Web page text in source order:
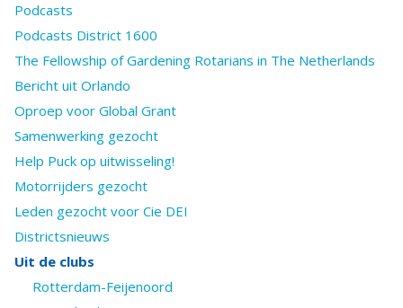
Podcasts
Podcasts District 1600
The Fellowship of Gardening Rotarians in The Netherlands
Bericht uit Orlando
Oproep voor Global Grant
Samenwerking gezocht
Help Puck op uitwisseling!
Motorrijders gezocht
Leden gezocht voor Cie DEI
Districtsnieuws
Uit de clubs
Rotterdam-Feijenoord